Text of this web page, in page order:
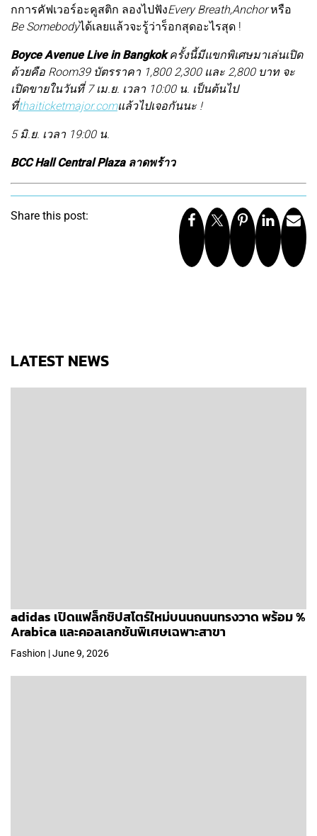
กการคัฟเวอร์อะคูสติก ลองไปฟังEvery Breath,Anchorหรือ
Be Somebodyได้เลยแล้วจะรู้ว่าร็อกสุดอะไรสุด !
Boyce Avenue Live in Bangkokครั้งนี้มีแขกพิเศษมาเล่นเปิด
ด้วยคือ Room39 บัตรราคา 1,800 2,300 และ 2,800 บาท จะ
เปิดขายในวันที่ 7 เม.ย. เวลา 10:00 น. เป็นต้นไป
ที่thaiticketmajor.comแล้วไปเจอกันนะ !
5 มิ.ย. เวลา 19:00 น.
BCC Hall Central Plaza ลาดพร้าว
Share this post:
LATEST NEWS
adidas เปิดแฟล็กชิปสโตร์ใหม่บนนถนนทรงวาด พร้อม %
Arabica และคอลเลกชันพิเศษเฉพาะสาขา
Fashion | June 9, 2026